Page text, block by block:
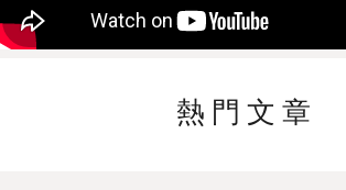
熱門文章